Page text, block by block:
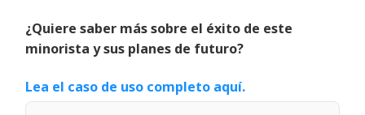
¿Quiere saber más sobre el éxito de este
minorista y sus planes de futuro?
Lea el caso de uso completo aquí.